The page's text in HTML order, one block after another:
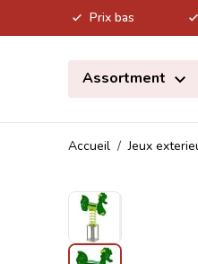
Prix bas
Assortment
Accueil / Jeux